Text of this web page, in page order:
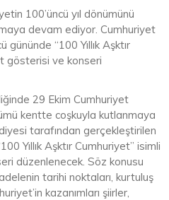
100’üncü yıl dönümünü
devam ediyor. Cumhuriyet
gününde “100 Yıllık Aşktır
gösterisi ve konseri
29 Ekim Cumhuriyet
kentte coşkuyla kutlanmaya
tarafından gerçekleştirilen
Yıllık Aşktır Cumhuriyet” isimli
düzenlenecek. Söz konusu
tarihi noktaları, kurtuluş
kazanımları şiirler,